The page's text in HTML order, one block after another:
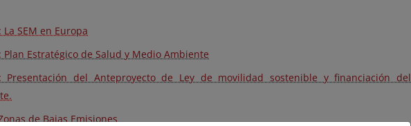
SEM en Europa
Estratégico de Salud y Medio Ambiente
Presentación del Anteproyecto de Ley de movilidad sostenible y financiación del
de Bajas Emisiones